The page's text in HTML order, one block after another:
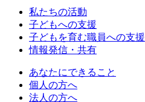
私たちの活動
⼦どもへの⽀援
子どもを育む職員への支援
情報発信・共有
あなたにできること
個人の方へ
法人の方へ